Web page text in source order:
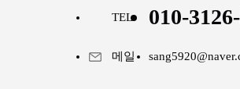
TEL 010-
메일